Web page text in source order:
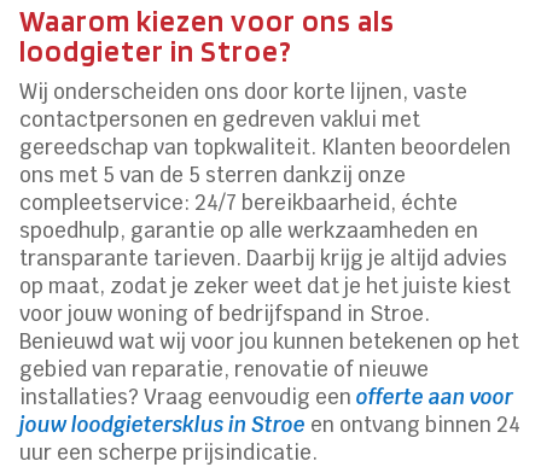
Waarom kiezen voor ons als
loodgieter in Stroe?
Wij onderscheiden ons door korte lijnen, vaste
contactpersonen en gedreven vaklui met
gereedschap van topkwaliteit. Klanten beoordelen
ons met 5 van de 5 sterren dankzij onze
compleetservice: 24/7 bereikbaarheid, échte
spoedhulp, garantie op alle werkzaamheden en
transparante tarieven. Daarbij krijg je altijd advies
op maat, zodat je zeker weet dat je het juiste kiest
voor jouw woning of bedrijfspand in Stroe.
Benieuwd wat wij voor jou kunnen betekenen op het
gebied van reparatie, renovatie of nieuwe
installaties? Vraag eenvoudig eenofferte aan voor
jouw loodgietersklus in Stroe en ontvang binnen 24
uur een scherpe prijsindicatie.